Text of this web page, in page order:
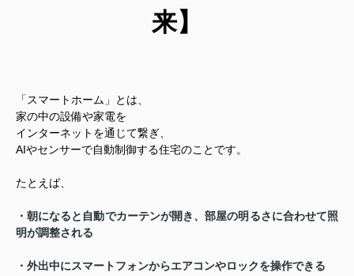
来】
「スマートホーム」とは、
家の中の設備や家電を
インターネットを通じて繋ぎ、
AIやセンサーで自動制御する住宅のことです。
たとえば、
・朝になると自動でカーテンが開き、部屋の明るさに合わせて照
明が調整される
・外出中にスマートフォンからエアコンやロックを操作できる